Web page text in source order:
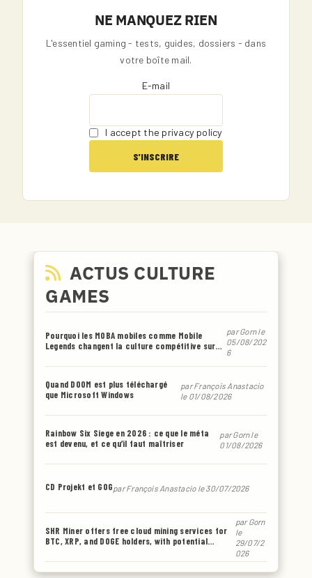
NE MANQUEZ RIEN
L'essentiel gaming - tests, guides, dossiers - dans
votre boîte mail.
E-mail
I accept the privacy policy
ACTUS CULTURE
GAMES
Pourquoi les MOBA mobiles comme Mobile
Legends changent la culture compétitive sur
parGornle
05/08/202
6
Quand DOOM est plus téléchargé
que Microsoft Windows
parFrançois Anastacio
le 01/08/2026
Rainbow Six Siege en 2026 : ce que le méta
est devenu, et ce qu’il faut maîtriser
parGornle
01/08/2026
CD Projekt et GOGparFrançois Anastaciole 30/07/2026
SHR Miner offers free cloud mining services for
BTC, XRP, and DOGE holders, with potential
parGorn
le
29/07/2
026